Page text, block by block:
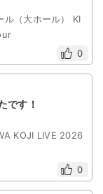
（大ホール） KI
0
です！
KOJI LIVE 2026
0